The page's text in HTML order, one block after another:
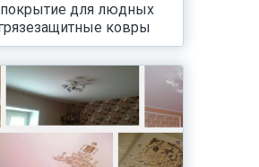
для людных
ковры